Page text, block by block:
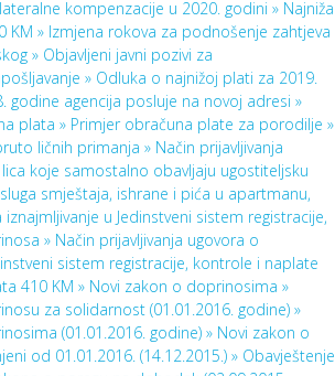
kompenzacije u 2020. godini » Najniža
KM » Izmjena rokova za podnošenje zahtjeva
» Objavljeni javni pozivi za
» Odluka o najnižoj plati za 2019.
godine agencija posluje na novoj adresi »
plata » Primjer obračuna plate za porodilje »
ličnih primanja » Način prijavljivanja
koje samostalno obavljaju ugostiteljsku
smještaja, ishrane i pića u apartmanu,
u Jedinstveni sistem registracije,
» Način prijavljivanja ugovora o
sistem registracije, kontrole i naplate
410 KM » Novi zakon o doprinosima »
za solidarnost (01.01.2016. godine) »
(01.01.2016. godine) » Novi zakon o
od 01.01.2016. (14.12.2015.) » Obavještenje